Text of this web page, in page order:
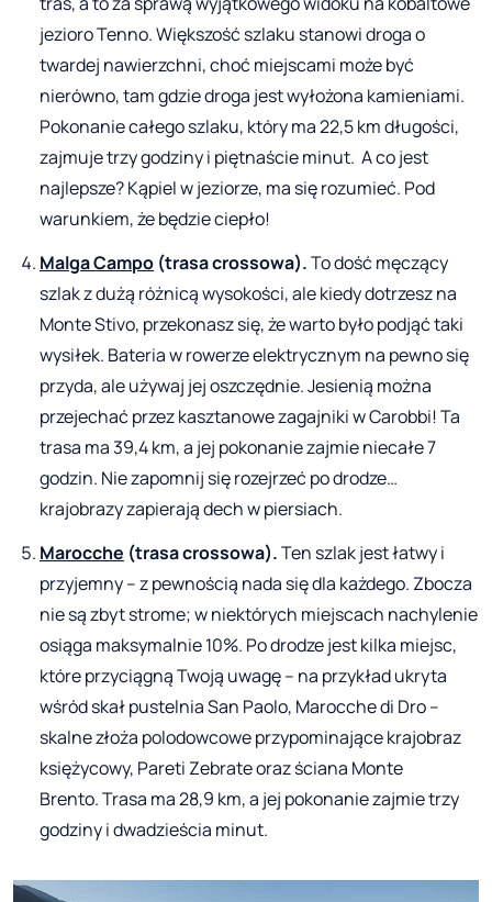
jezioro Tenno. Większość szlaku stanowi droga o
twardej nawierzchni, choć miejscami może być
nierówno, tam gdzie droga jest wyłożona kamieniami.
Pokonanie całego szlaku, który ma 22,5 km długości,
zajmuje trzy godziny i piętnaście minut. A co jest
najlepsze? Kąpiel w jeziorze, ma się rozumieć. Pod
warunkiem, że będzie ciepło!
Malga Campo (trasa crossowa).To dość męczący
szlak z dużą różnicą wysokości, ale kiedy dotrzesz na
Monte Stivo, przekonasz się, że warto było podjąć taki
wysiłek. Bateria w rowerze elektrycznym na pewno się
przyda, ale używaj jej oszczędnie. Jesienią można
przejechać przez kasztanowe zagajniki w Carobbi! Ta
trasa ma 39,4 km, a jej pokonanie zajmie niecałe 7
godzin. Nie zapomnij się rozejrzeć po drodze…
krajobrazy zapierają dech w piersiach.
Marocche (trasa crossowa).Ten szlak jest łatwy i
przyjemny – z pewnością nada się dla każdego. Zbocza
nie są zbyt strome; w niektórych miejscach nachylenie
osiąga maksymalnie 10%. Po drodze jest kilka miejsc,
które przyciągną Twoją uwagę – na przykład ukryta
wśród skał pustelnia San Paolo, Marocche di Dro –
skalne złoża polodowcowe przypominające krajobraz
księżycowy, Pareti Zebrate oraz ściana Monte
Brento. Trasa ma 28,9 km, a jej pokonanie zajmie trzy
godziny i dwadzieścia minut.